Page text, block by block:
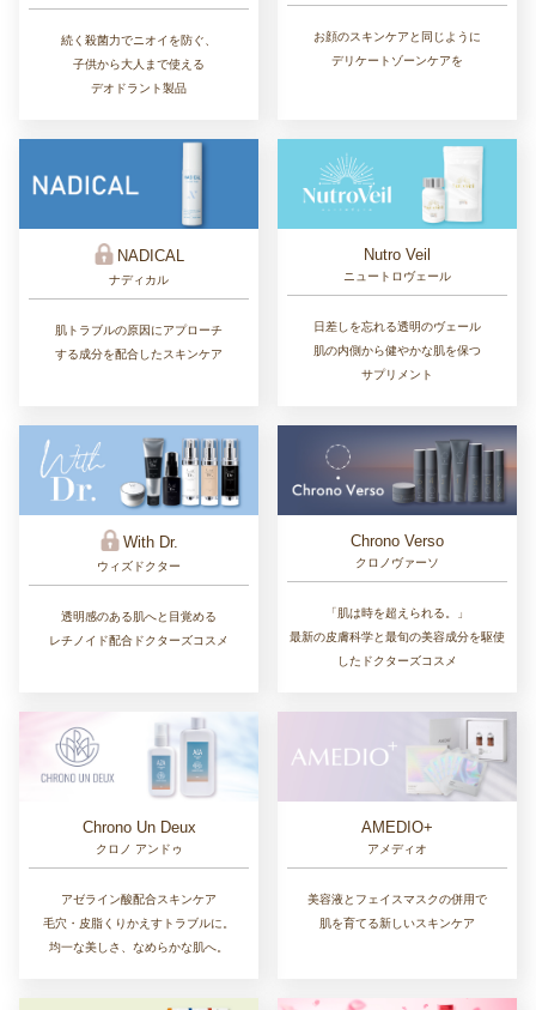
続く殺菌力でニオイを防ぐ、
子供から大人まで使える
デオドラント製品
お顔のスキンケアと同じように
デリケートゾーンケアを
NADICAL
ナディカル
肌トラブルの原因にアプローチ
する成分を配合したスキンケア
Nutro Veil
ニュートロヴェール
日差しを忘れる透明のヴェール
肌の内側から健やかな肌を保つ
サプリメント
With Dr.
ウィズドクター
透明感のある肌へと目覚める
レチノイド配合ドクターズコスメ
Chrono Verso
クロノヴァーソ
「肌は時を超えられる。」
最新の皮膚科学と最旬の美容成分を駆使
したドクターズコスメ
Chrono Un Deux
クロノ アンドゥ
アゼライン酸配合スキンケア
毛穴・皮脂くりかえすトラブルに。
均一な美しさ、なめらかな肌へ。
AMEDIO+
アメディオ
美容液とフェイスマスクの併用で
肌を育てる新しいスキンケア